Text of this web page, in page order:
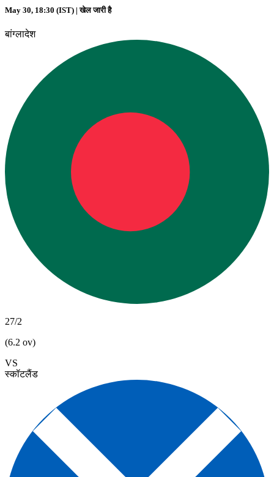
May 30, 18:30 (IST) |खेल जारी है
बांग्लादेश
27/2
(6.2 ov)
VS
स्कॉटलैंड